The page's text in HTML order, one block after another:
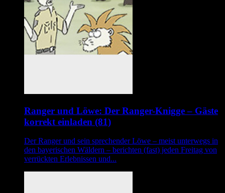
Ranger und Löwe: Der Ranger-Knigge – Gäste
korrekt einladen (81)
Der Ranger und sein sprechender Löwe – meist unterwegs in
den bayerischen Wäldern – berichten (fast) jeden Freitag von
verrückten Erlebnissen und...